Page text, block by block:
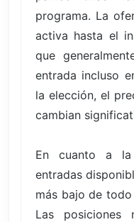
programa. La
activa hasta el
que
entrada incluso
la elección, el
cambian
En cuanto a
entradas
más bajo de
Las posiciones